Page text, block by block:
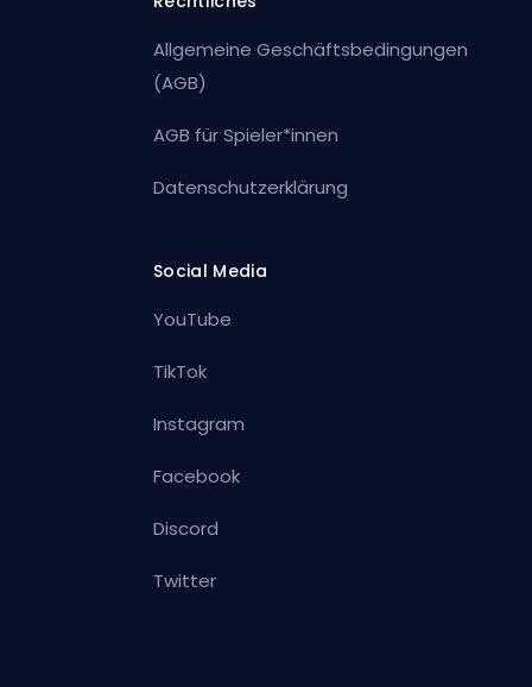
Allgemeine Geschäftsbedingungen
(AGB)
AGB für Spieler*innen
Datenschutzerklärung
Social Media
YouTube
TikTok
Instagram
Facebook
Discord
Twitter